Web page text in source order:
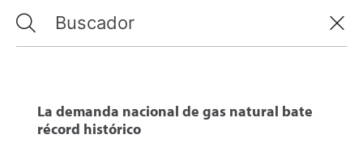
La demanda nacional de gas natural bate
récord histórico